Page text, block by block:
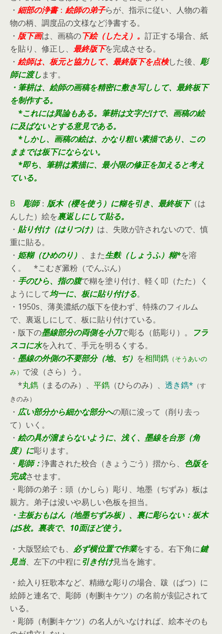
・ 細部の浄書： 絵師の弟子らが、指示に従い、人物の着
物の柄、調度品の文様など浄書する。
・ 版下画は、画稿の下絵（したえ）。 訂正する場合、紙
を貼り、修正し、 最終版下を完成させる。
・ 絵師は、板元と協力して、 最終版下を点検した後、 彫
師に渡します。
・筆耕は、絵師の画稿を精密に敷き写しして、最終板下
を制作する。
*これには異論もある。筆耕は文字だけで、画稿の絵
に及ばないとする意見である。
*しかし、画稿の絵は、かなり粗い素描であり、この
ままでは板下にならない。
*即ち、筆耕は素描に、最小限の修正を加えると考え
ている。
B 彫師： 版木（櫻を使う） に糊を引き、 最終板下（は
んした）絵を裏返しにして貼る。
・ 貼り付け（はりつけ） は、失敗が許されないので、慎
重に貼る。
・ 姫糊（ひめのり） 、また生麩（しょうふ）糊*を溶
く。 *こむぎ澱粉（でんぷん）
・ 手のひら、指の腹で糊を塗り付け、軽く叩（たた）く
ようにして均一に、板に貼り付ける。
・1950s、薄美濃紙の版下を使わず、特殊のフィルム
で、裏返しにして、板に貼り付けている。
・版下の墨線部分の両側を小刀で彫る（筋彫り）。
フラ
スコに水を入れて、手元を明るくする。
・ 墨線の外側の不要部分（地、ぢ） を相間鐫 （そうあいの
み） で浚（さら）う。
*丸鐫 （まるのみ）、 平鐫 （ひらのみ）、 透き鐫* （す
きのみ）
・ 広い部分から細かな部分への順に浚って（削り去っ
て）いく。
・ 絵の具が溜まらないように、浅く、墨線を台形（角
度）に彫ります。
・ 彫師：浄書された校合（きょうごう）摺から、 色版を
完成させます。
・彫師の弟子：頭（かしら）彫り、地墨（ぢずみ）板は
親方。弟子は浚いや易しい色板を担当。
・主板おもはん（地墨ぢずみ板）、裏に彫らない：板木
は5枚。裏表で、10面ほど使う。
・大版竪絵でも、 必ず横位置で作業をする。右下角に鍵
見当、左下の中程に引き付け見当を施す。
・絵入り狂歌本など、精緻な彫りの場合、跋（ばつ）に
絵師と連名で、彫師（剞劂キケツ）の名前が刻記されて
いる。
・彫師（剞劂キケツ）の名人がいなければ、絵本そのも